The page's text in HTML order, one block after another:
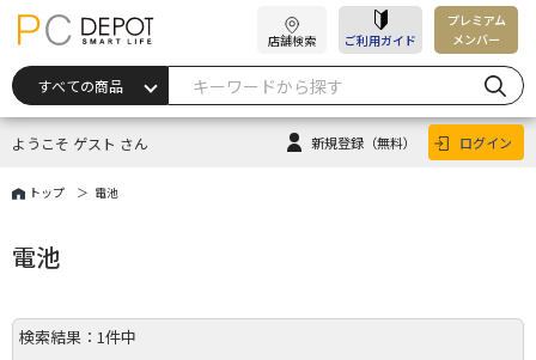
店舗検索 ご利用ガイド
プレミアム
メンバー
ようこそ ゲスト さん 新規登録 （無料） ログイン
トップ 電池
電池
検索結果：1件中